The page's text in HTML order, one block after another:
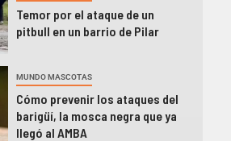
Temor por el ataque de un
pitbull en un barrio de Pilar
MUNDO MASCOTAS
Cómo prevenir los ataques del
barigüí, la mosca negra que ya
llegó al AMBA